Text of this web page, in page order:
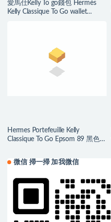
愛馬仕Kelly To go錢包 Hermès
Kelly Classique To Go wallet
Hermes Portefeuille Kelly
Classique To Go Epsom 89 黑色全
微信 掃一掃 加我微信